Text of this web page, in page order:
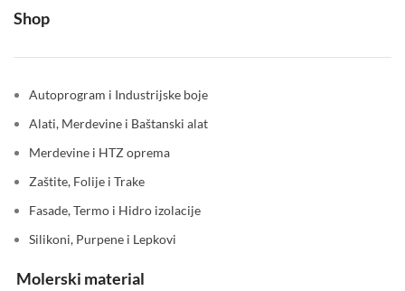
Shop
Autoprogram i Industrijske boje
Alati, Merdevine i Baštanski alat
Merdevine i HTZ oprema
Zaštite, Folije i Trake
Fasade, Termo i Hidro izolacije
Silikoni, Purpene i Lepkovi
Molerski material